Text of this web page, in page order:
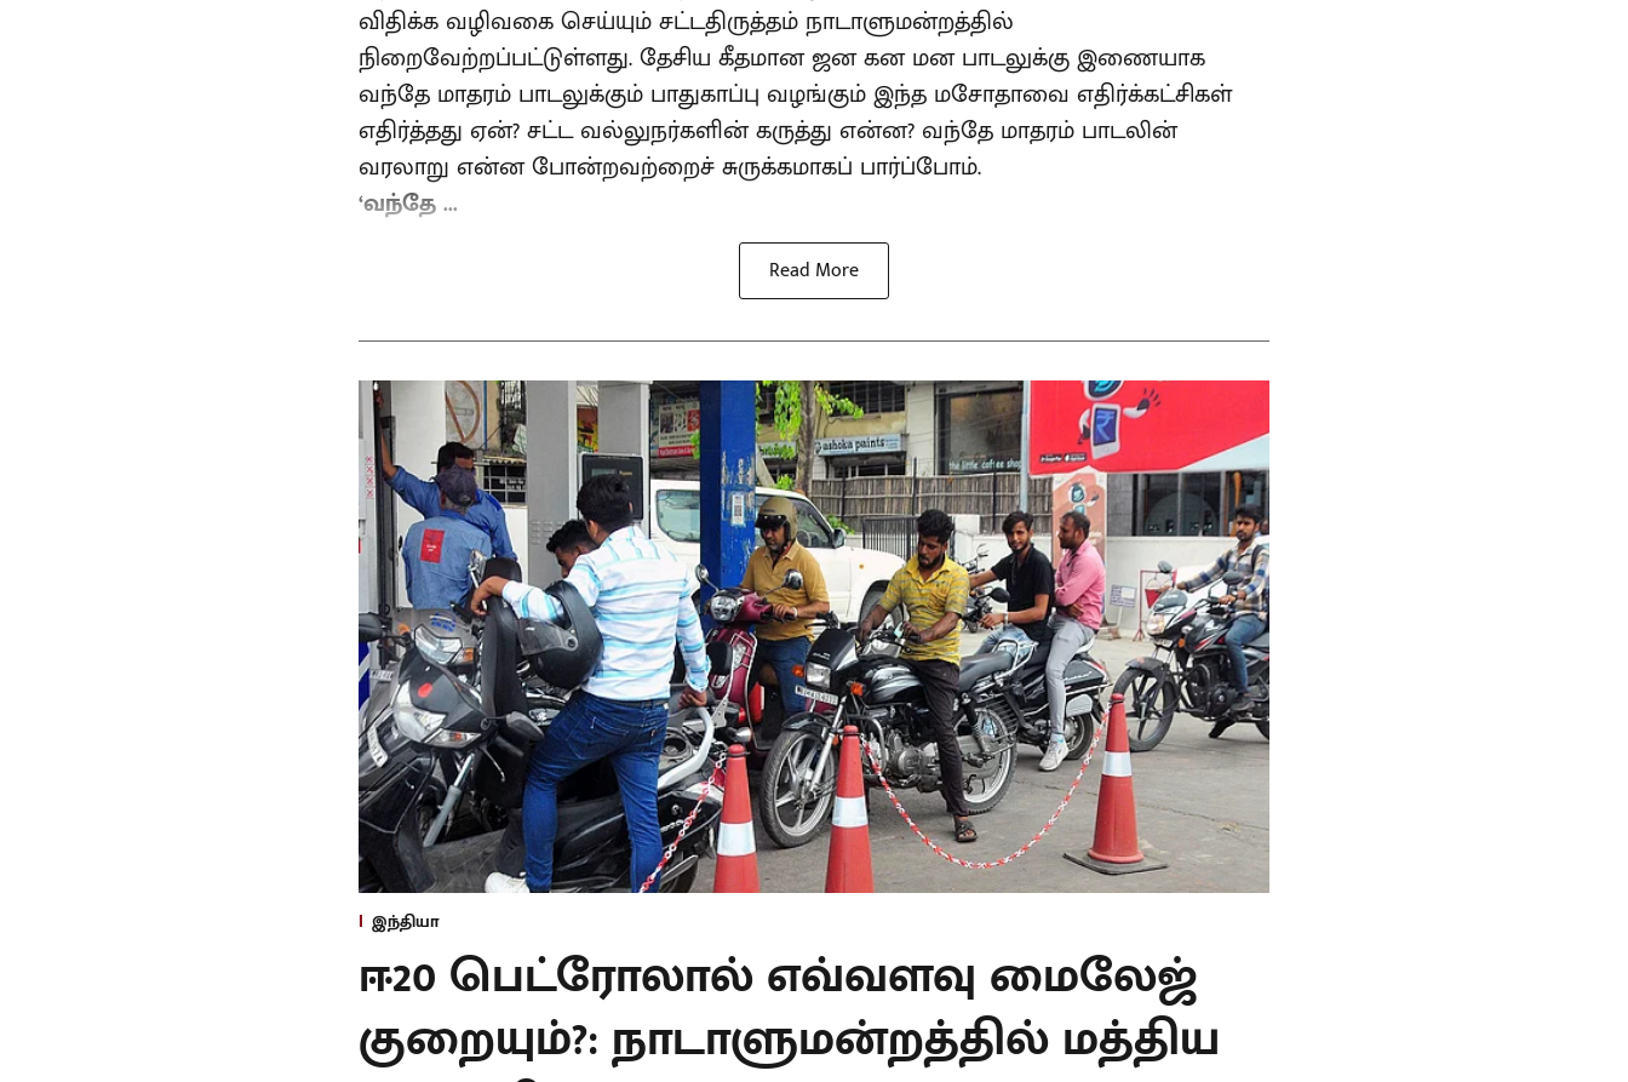
விதிக்க வழிவகை செய்யும் சட்டதிருத்தம் நாடாளுமன்றத்தில்
நிறைவேற்றப்பட்டுள்ளது. தேசிய கீதமான ஜன கன மன பாடலுக்கு இணையாக
வந்தே மாதரம் பாடலுக்கும் பாதுகாப்பு வழங்கும் இந்த மசோதாவை எதிர்க்கட்சிகள்
எதிர்த்தது ஏன்? சட்ட வல்லுநர்களின் கருத்து என்ன? வந்தே மாதரம் பாடலின்
வரலாறு என்ன போன்றவற்றைச் சுருக்கமாகப் பார்ப்போம்.
‘வந்தே ...
Read More
இந்தியா
ஈ20 பெட்ரோலால் எவ்வளவு மைலேஜ்
குறையும்?: நாடாளுமன்றத்தில் மத்திய